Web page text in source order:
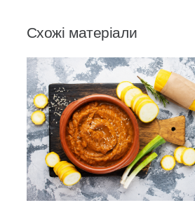
Схожі матеріали